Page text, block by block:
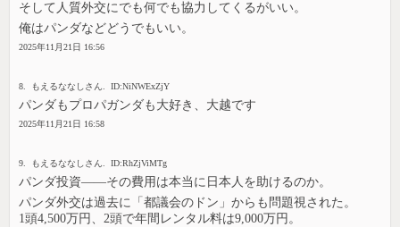
そして人質外交にでも何でも協力してくるがいい。
俺はパンダなどどうでもいい。
2025年11月21日 16:56
8. もえるななしさん. ID:NiNWExZjY
パンダもプロパガンダも大好き、大越です
2025年11月21日 16:58
9. もえるななしさん. ID:RhZjViMTg
パンダ投資――その費用は本当に日本人を助けるのか。
パンダ外交は過去に「都議会のドン」からも問題視された。
1頭4,500万円、2頭で年間レンタル料は9,000万円。